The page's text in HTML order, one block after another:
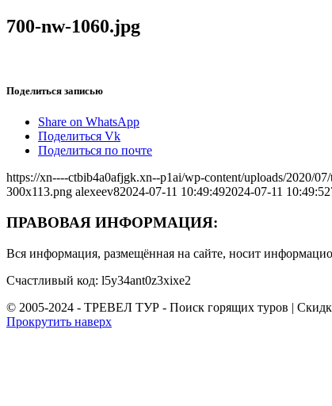
700-nw-1060.jpg
Поделиться записью
Share on WhatsApp
Поделиться Vk
Поделиться по почте
https://xn----ctbib4a0afjgk.xn--p1ai/wp-content/uploads/2020/
300x113.png alexeev82024-07-11 10:49:492024-07-11 10:49:52
ПРАВОВАЯ ИНФОРМАЦИЯ:
Вся информация, размещённая на сайте, носит
Счастливый код: l5y34ant0z3xixe2
© 2005-2024 - ТРЕВЕЛ ТУР - Поиск горящих туров |
Прокрутить наверх